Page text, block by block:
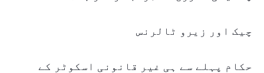
چیک اور زیرو ٹالرنس
حکام پہلے سے ہی غیر قانونی اسکوٹر کے